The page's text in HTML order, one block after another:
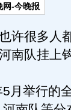
网-今晚报
许很多人
南队挂上
举行的